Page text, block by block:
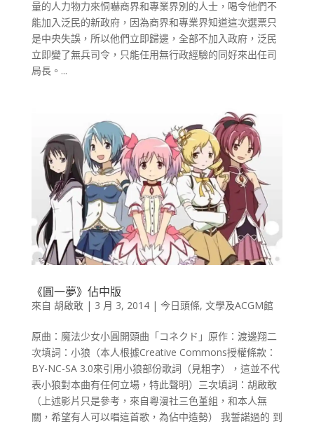
量的人力物力來恫嚇商界和專業界別的人士，喝令他們不
能加入泛民的新政府，因為商界和專業界知道這次選票只
是中央失誤，所以他們立即歸邊，全部不加入政府，泛民
立即變了無兵司令，只能任用無行政經驗的同好來出任司
局長。...
《圓一夢》佔中版
來自 胡啟敢| 3 月 3, 2014| 今日頭條, 文學及ACGM館
原曲：魔法少女小圓開頭曲「コネクド」原作：渡邊翔二
次填詞：小狼（本人根據Creative Commons授權條款：
BY-NC-SA 3.0來引用小狼部份歌詞（見粗字），這並不代
表小狼對本曲有任何立場，特此聲明）三次填詞：胡啟敢
（上述影片只是參考，來自粵漫社三色堇組，和本人無
關，希望有人可以唱這首歌，為佔中造勢） 我誓諾過的 到